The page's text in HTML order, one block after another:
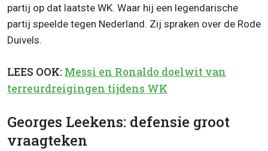
partij op dat laatste WK. Waar hij een legendarische
partij speelde tegen Nederland. Zij spraken over de Rode
Duivels.
LEES OOK: Messi en Ronaldo doelwit van
terreurdreigingen tijdens WK
Georges Leekens: defensie groot
vraagteken